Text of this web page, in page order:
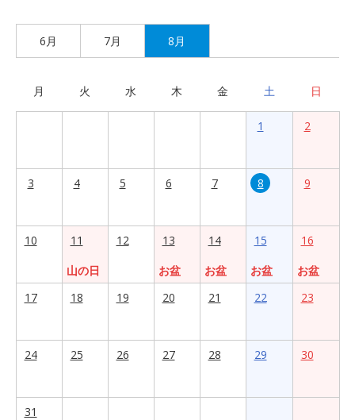
6月 7月 8月
月 火 水 木 金 土 日
1 2
3 4 5 6 7 8 9
10
11
山の日
12
13
お盆
14
お盆
15
お盆
16
お盆
17
18 19 20 21 22 23
24 25 26 27 28 29 30
31